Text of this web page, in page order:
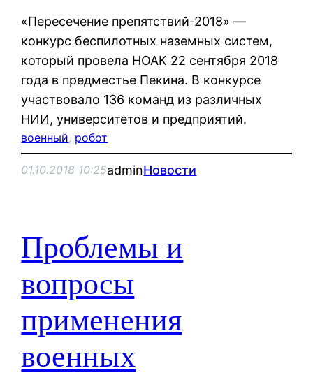
«Пересечение препятствий-2018» —
конкурс беспилотных наземных систем,
который провела НОАК 22 сентября 2018
года в предместье Пекина. В конкурсе
участвовало 136 команд из различных
НИИ, университетов и предприятий.
военный, робот
01.10.2018 10:25adminНовости
Проблемы и
вопросы
применения
военных